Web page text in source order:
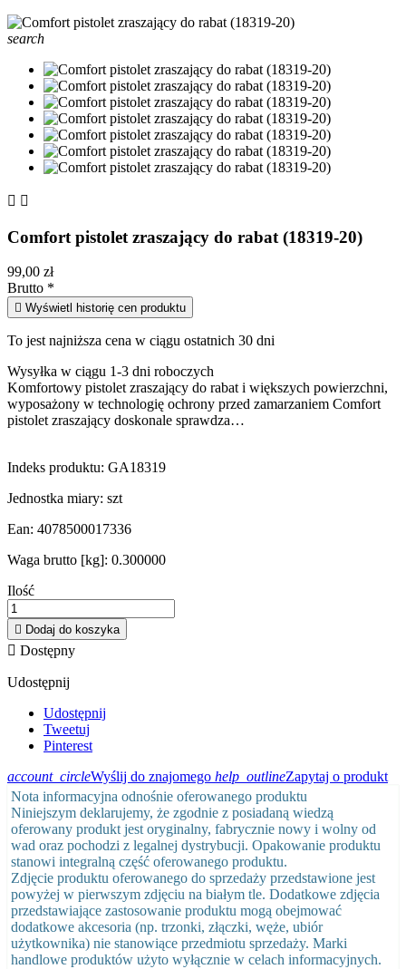
search
 
Comfort pistolet zraszający do rabat (18319-20)
99,00 zł
Brutto *
 Wyświetl historię cen produktu
To jest najniższa cena w ciągu ostatnich 30 dni
Wysyłka w ciągu 1-3 dni roboczych
Komfortowy pistolet zraszający do rabat i większych powierzchni,
wyposażony w technologię ochrony przed zamarzaniem Comfort
pistolet zraszający doskonale sprawdza…
Indeks produktu: GA18319
Jednostka miary: szt
Ean: 4078500017336
Waga brutto [kg]: 0.300000
Ilość
 Dodaj do koszyka
 Dostępny
Udostępnij
Udostępnij
Tweetuj
Pinterest
account_circleWyślij do znajomego help_outlineZapytaj o produkt
Nota informacyjna odnośnie oferowanego produktu
Niniejszym deklarujemy, że zgodnie z posiadaną wiedzą
oferowany produkt jest oryginalny, fabrycznie nowy i wolny od
wad oraz pochodzi z legalnej dystrybucji. Opakowanie produktu
stanowi integralną część oferowanego produktu.
Zdjęcie produktu oferowanego do sprzedaży przedstawione jest
powyżej w pierwszym zdjęciu na białym tle. Dodatkowe zdjęcia
przedstawiające zastosowanie produktu mogą obejmować
dodatkowe akcesoria (np. trzonki, złączki, węże, ubiór
użytkownika) nie stanowiące przedmiotu sprzedaży. Marki
handlowe produktów użyto wyłącznie w celach informacyjnych.